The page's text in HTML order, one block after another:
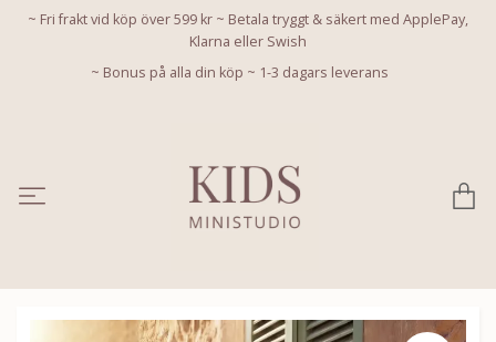
~ Fri frakt vid köp över 599 kr ~ Betala tryggt & säkert med ApplePay,
Klarna eller Swish
~ Bonus på alla din köp ~ 1-3 dagars leverans